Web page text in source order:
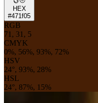
HEX
#471f05
RGB
71, 31, 5
CMYK
0%, 56%, 93%, 72%
HSV
24°, 93%, 28%
HSL
24°, 87%, 15%